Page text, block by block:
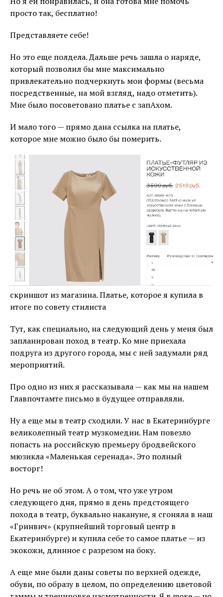
просто так, бесплатно!
Представляете себе!
Но это еще полдела. Дальше речь зашла о наряде,
который позволил бы мне максимально
привлекательно подчеркнуть мои формы (весьма
посредственные, на мой взгляд, надо отметить).
Мне было посоветовано платье с запАхом.
И мало того — прямо дана ссылка на платье,
которое мне можно было бы померить.
скриншот из магазина. Платье, которое я купила в
итоге по совету стилиста
Тут, как специально, на следующий день у меня был
запланирован поход в театр. Ко мне приехала
подруга из другого города, мы с ней задумали ряд
мероприятий.
Про одно из них я рассказывала — как мы на нашем
Главпочтамте письмо в будущее отправляли.
Ну а еще мы в театр сходили. У нас в Екатеринбурге
великолепный театр музкомедии. Нам повезло
попасть на российскую премьеру бродвейского
мюзикла «Маленькая серенада». Это полный
восторг!
Но речь не об этом. А о том, что уже утром
следующего дня, прямо в день предстоящего
похода в театр, буквально накануне, я сгоняла в наш
«Гринвич» (крупнейший торговый центр в
Екатеринбурге) и купила себе то самое платье — из
экокожи, длинное с разрезом на боку.
А еще мне были даны советы по верхней одежде,
обуви, по образу в целом, по определению цветовой